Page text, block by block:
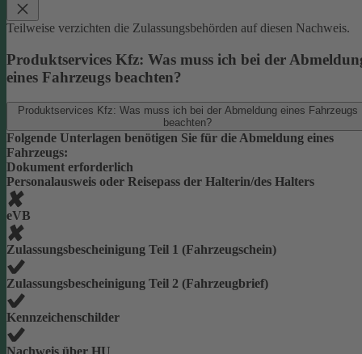
Teilweise verzichten die Zulassungsbehörden auf diesen Nachweis.
Produktservices Kfz: Was muss ich bei der
eines Fahrzeugs beachten?
Produktservices Kfz: Was muss ich bei der Abmeldung eines Fahrzeugs
beachten?
Folgende Unterlagen benötigen Sie für die Abmeldung eines
Fahrzeugs:
Dokument erforderlich
Personalausweis oder Reisepass der Halterin/des Halters
eVB
Zulassungsbescheinigung Teil 1 (Fahrzeugschein)
Zulassungsbescheinigung Teil 2 (Fahrzeugbrief)
Kennzeichenschilder
Nachweis über HU